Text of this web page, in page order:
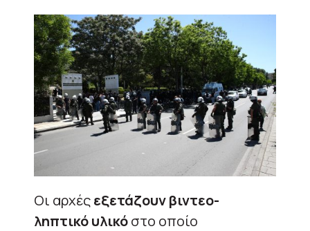
Οι αρχέςεξετάζουν βιντεο-
ληπτικό υλικόστο οποίο